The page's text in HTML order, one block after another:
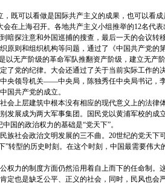
既可以看做是国际共产主义的成果，也可以看成
在上海召开。各地共产主义小组推举的12名代
暗探注意和外国巡捕的搜查，最后一天的会议转
原则和组织机构等问题，通过了《中国共产党的
以无产阶级的革命军队推翻资产阶级，建立无产
了党的纪律。大会还通过了关于当前实际工作的
央领导机关――中央局，陈独秀任中央局书记，
国共产党的成立。
上层建筑中根本没有相应的现代意义上的法律
发展成为两大军事集团。国民党以黄浦军校的成
国的政治权力的基础是“党天下”。
会政治文明发展的三不曲。20世纪的党天下
”转型的历史时刻。在这个时刻，中国最需要伟大
力的制度方面仍然沿用着自上而下的任命制。
定也是缺乏公平、正义的社会，同时，民风也会